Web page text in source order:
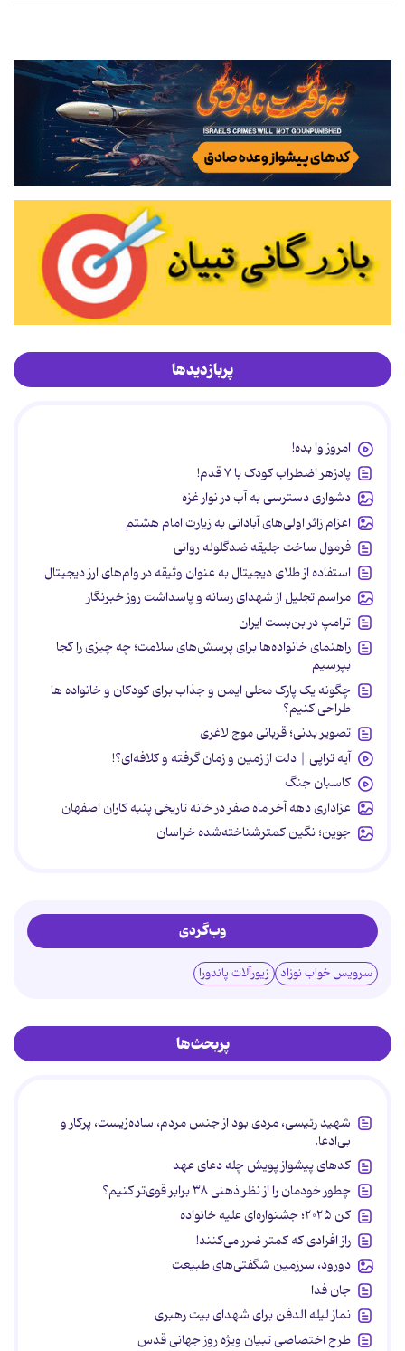
پربازدیدها
امروز وا بده!
پادزهر اضطراب کودک با ۷ قدم!
دشواری دسترسی به آب در نوار غزه
اعزام زائر اولی‌های آبادانی به زیارت امام هشتم
فرمول ساخت جلیقه ضدگلوله روانی
استفاده از طلای دیجیتال به عنوان وثیقه در وام‌های ارز دیجیتال
مراسم تجلیل از شهدای رسانه و پاسداشت روز خبرنگار
ترامپ در بن‌بست ایران
راهنمای خانواده‌ها برای پرسش‌های سلامت؛ چه چیزی را کجا
بپرسیم
چگونه یک پارک محلی ایمن و جذاب برای کودکان و خانواده ها
طراحی کنیم؟
تصویر بدنی؛ قربانی موج لاغری
آیه تراپی | دلت از زمین و زمان گرفته و کلافه‌ای؟!
کاسبان جنگ
عزاداری دهه آخر ماه صفر در خانه تاریخی پنبه کاران اصفهان
جوین؛ نگین کمترشناخته‌شده خراسان
وب‌گردی
سرویس خواب نوزاد زیورآلات پاندورا
پربحث‌ها
شهید رئیسی، مردی بود از جنس مردم، ساده‌زیست، پرکار و
بی‌ادعا.
کدهای پیشواز پویش چله دعای عهد
چطور خودمان را از نظر ذهنی ۳۸ برابر قوی‌تر کنیم؟
کن ۲۰۲۵؛ جشنواره‌ای علیه خانواده
راز افرادی که کمتر ضرر می‌کنند!
دورود، سرزمین شگفتی‌های طبیعت
جان فدا
نماز لیله الدفن برای شهدای بیت رهبری
طرح اختصاصی تبیان ویژه روز جهانی قدس